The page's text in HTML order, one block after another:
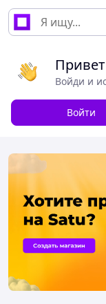
Привет
Войди и
Войти